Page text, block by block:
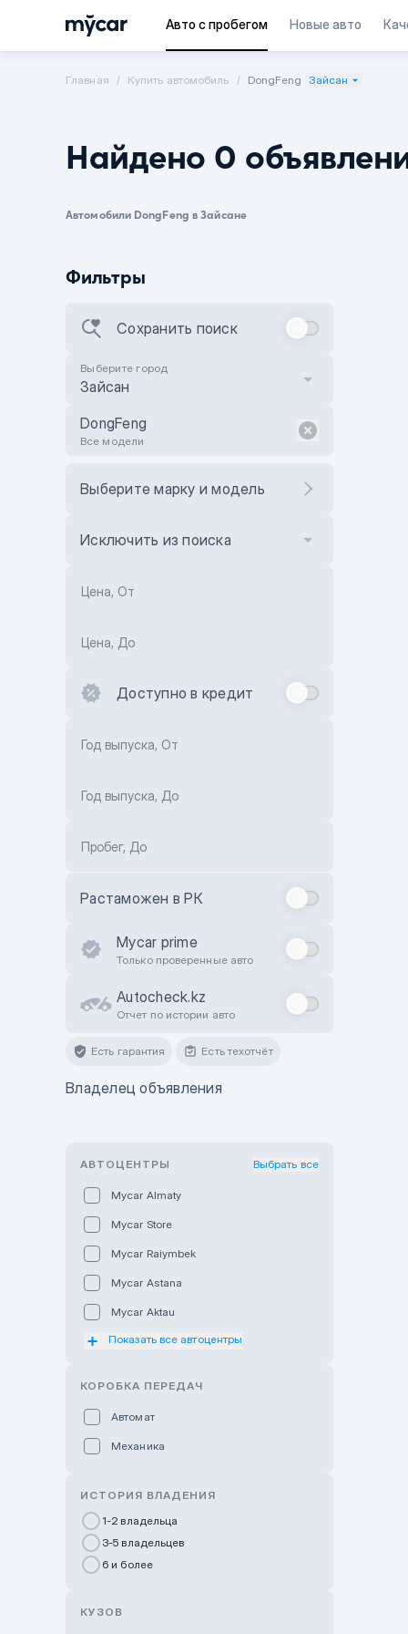
Авто с пробегом Новые авто
Главная Купить автомобиль DongFeng Зайсан
Найдено 0
Автомобили DongFeng в Зайсане
Фильтры
Сохранить поиск
Выберите город
Зайсан
DongFeng
Все модели
Выберите марку и модель
Исключить из поиска
Цена, От
Цена, До
Доступно в кредит
Год выпуска, От
Год выпуска, До
Пробег, До
Растаможен в РК
Mycar prime
Только проверенные авто
Autocheck.kz
Отчет по истории авто
Есть гарантия Есть техотчёт
Владелец объявления
АВТОЦЕНТРЫ Выбрать все
Mycar Almaty
Mycar Store
Mycar Raiymbek
Mycar Astana
Mycar Aktau
Mycar Uralsk
GWM Nurly Zhol
Chery Astana
Показать все автоцентры
КОРОБКА ПЕРЕДАЧ
Автомат
Механика
ИСТОРИЯ ВЛАДЕНИЯ
1-2 владельца
3-5 владельцев
6 и более
КУЗОВ